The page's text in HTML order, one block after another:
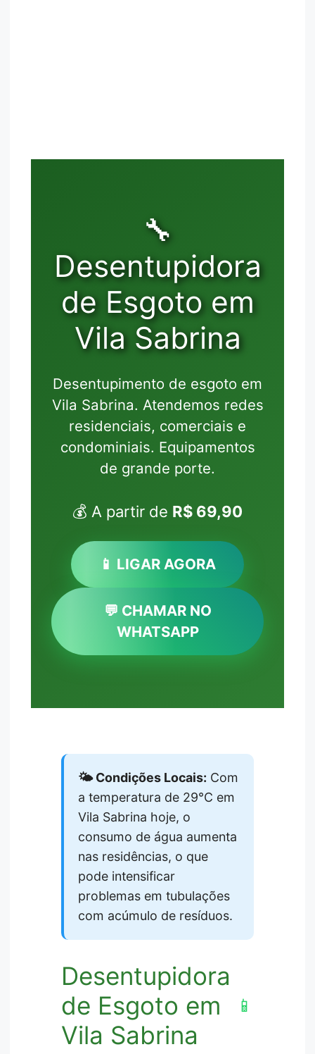
🔧
Desentupidora
de Esgoto em
Vila Sabrina
Desentupimento de esgoto em
Vila Sabrina. Atendemos redes
residenciais, comerciais e
condominiais. Equipamentos
de grande porte.
💰 A partir de R$ 69,90
📱 LIGAR AGORA
💬 CHAMAR NO
WHATSAPP
🌤️ Condições Locais: Com
a temperatura de 29°C em
Vila Sabrina hoje, o
consumo de água aumenta
nas residências, o que
pode intensificar
problemas em tubulações
com acúmulo de resíduos.
Desentupidora
de Esgoto em
Vila Sabrina
📱